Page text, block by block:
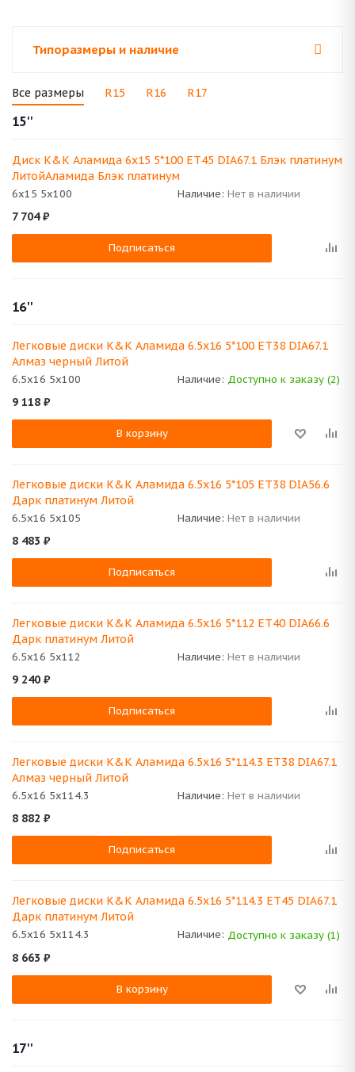
Типоразмеры и наличие
Все размеры R15 R16 R17
15''
Диск K&K Аламида 6x15 5*100 ET45 DIA67.1 Блэк платинум
ЛитойАламида Блэк платинум
6x15 5x100 Наличие: Нет в наличии
7 704₽
Подписаться
16''
Легковые диски K&K Аламида 6.5x16 5*100 ET38 DIA67.1
Алмаз черный Литой
6.5x16 5x100 Наличие: Доступно к заказу (2)
9 118 ₽
В корзину
Легковые диски K&K Аламида 6.5x16 5*105 ET38 DIA56.6
Дарк платинум Литой
6.5x16 5x105 Наличие: Нет в наличии
8 483 ₽
Подписаться
Легковые диски K&K Аламида 6.5x16 5*112 ET40 DIA66.6
Дарк платинум Литой
6.5x16 5x112 Наличие: Нет в наличии
9 240 ₽
Подписаться
Легковые диски K&K Аламида 6.5x16 5*114.3 ET38 DIA67.1
Алмаз черный Литой
6.5x16 5x114.3 Наличие: Нет в наличии
8 882 ₽
Подписаться
Легковые диски K&K Аламида 6.5x16 5*114.3 ET45 DIA67.1
Дарк платинум Литой
6.5x16 5x114.3 Наличие: Доступно к заказу (1)
8 663 ₽
В корзину
17''